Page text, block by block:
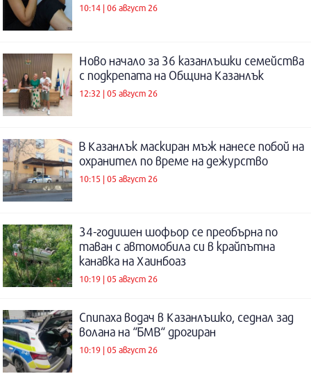
10:14 | 06 август 26
Ново начало за 36 казанлъшки семейства
с подкрепата на Община Казанлък
12:32 | 05 август 26
В Казанлък маскиран мъж нанесе побой на
охранител по време на дежурство
10:15 | 05 август 26
34-годишен шофьор се преобърна по
таван с автомобила си в крайпътна
канавка на Хаинбоаз
10:19 | 05 август 26
Спипаха водач в Казанлъшко, седнал зад
волана на “БМВ“ дрогиран
10:19 | 05 август 26